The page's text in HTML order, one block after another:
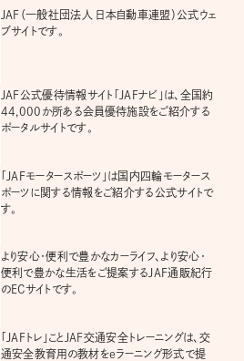
JAF（一般社団法人 日本自動車連盟）公式ウェ
ブサイトです。
JAF公式優待情報サイト「JAFナビ」は、全国約
44,000か所ある会員優待施設をご紹介する
ポータルサイトです。
「JAFモータースポーツ」は国内四輪モータース
ポーツに関する情報をご紹介する公式サイトで
す。
より安心・便利で豊かなカーライフ、より安心・
便利で豊かな生活をご提案するJAF通販紀行
のECサイトです。
「JAFトレ」ことJAF交通安全トレーニングは、交
通安全教育用の教材をeラーニング形式で提